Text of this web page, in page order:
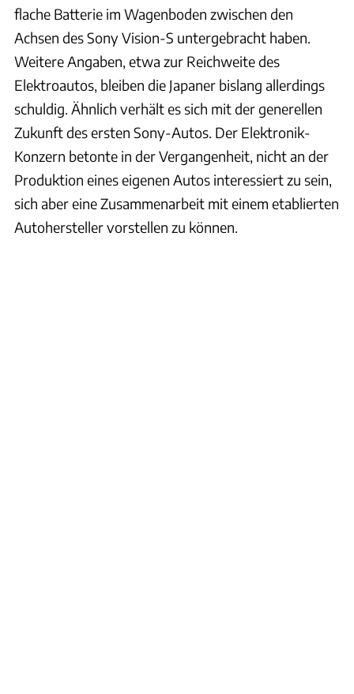
flache Batterie im Wagenboden zwischen den
Achsen des Sony Vision-S untergebracht haben.
Weitere Angaben, etwa zur Reichweite des
Elektroautos, bleiben die Japaner bislang allerdings
schuldig. Ähnlich verhält es sich mit der generellen
Zukunft des ersten Sony-Autos. Der Elektronik-
Konzern betonte in der Vergangenheit, nicht an der
Produktion eines eigenen Autos interessiert zu sein,
sich aber eine Zusammenarbeit mit einem etablierten
Autohersteller vorstellen zu können.